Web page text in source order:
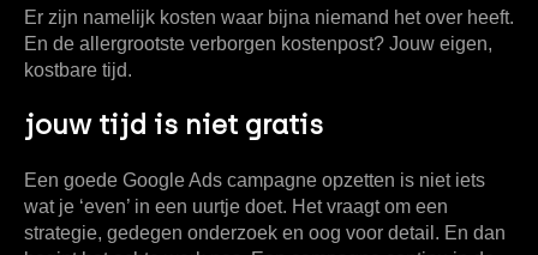
Er zijn namelijk kosten waar bijna niemand het over heeft.
En de allergrootste verborgen kostenpost? Jouw eigen,
kostbare tijd.
jouw tijd is niet gratis
Een goede Google Ads campagne opzetten is niet iets
wat je ‘even’ in een uurtje doet. Het vraagt om een
strategie, gedegen onderzoek en oog voor detail. En dan